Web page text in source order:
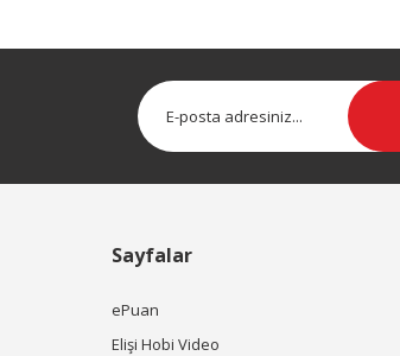
Sayfalar
ePuan
Elişi Hobi Video